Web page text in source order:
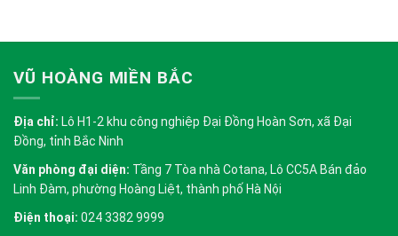
VŨ HOÀNG MIỀN BẮC
Địa chỉ: Lô H1-2 khu công nghiệp Đại Đồng Hoàn Sơn, xã Đại
Đồng, tỉnh Bắc Ninh
Văn phòng đại diện: Tầng 7 Tòa nhà Cotana, Lô CC5A Bán đảo
Linh Đàm, phường Hoàng Liệt, thành phố Hà Nội
Điện thoại: 024 3382 9999